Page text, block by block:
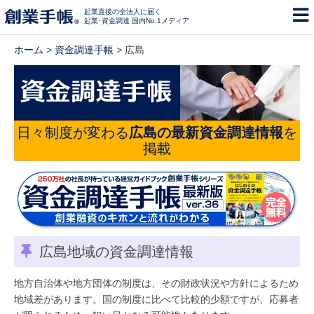
起業直後の全法人に届く
起業･資金調達 国内No.1メディア
ホーム > 資金調達手帳 > 広島
日々制度が変わる広島の最新資金調達情報を
掲載
広島地域の資金調達情報
地方自治体や地方団体の制度は、その財政状況や方針によるため
地域差があります。国の制度に比べて比較的少額ですが、応募者